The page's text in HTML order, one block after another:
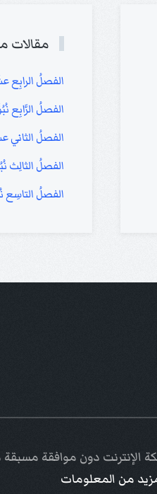
مقالات
الفصلُ الرابِع
الفصلُ الرَّابِع
الفصلُ الثاني
الفصلُ الثالِث
الفصلُ التاسِع
الإنترنت دون موافقة
من المعلومات